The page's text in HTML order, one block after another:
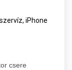
iPhone
csere